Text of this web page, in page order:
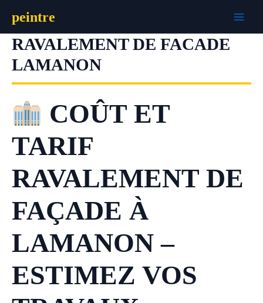
contenu
peintre
RAVALEMENT DE FACADE
LAMANON
COÛT ET
TARIF
RAVALEMENT DE
FAÇADE À
LAMANON –
ESTIMEZ VOS